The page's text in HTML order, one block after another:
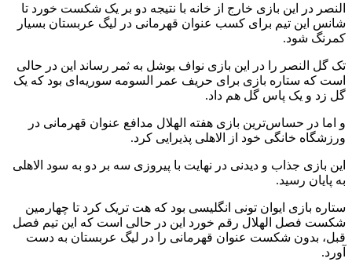
النصر در این بازی خارج از خانه با نتیجه دو بر یک شکست خورد تا
شانس این تیم برای کسب عنوان قهرمانی در لیگ عربستان بسیار
کمرنگ شود.
تک گل النصر را در این بازی نواف بوشل به ثمر رساند این در حالی
است که ستاره بازی برای حریف عمر السومه سوریه‌ای بود که یک
گل زد و یک پاس گل هم داد.
و اما در حساس‌ترین بازی هفته الهلال مدافع عنوان قهرمانی در
ورزشگاه خانگی خود از الاهلی پذیرایی کرد.
این بازی جذاب و دیدنی در نهایت با پیروزی سه بر دو به سود الاهلی
به پایان رسید.
ستاره بازی ایوان تونی انگلیسی بود که هت تریک کرد تا چهارمین
شکست فصل الهلال رقم خورد این در حالی است که این تیم فصل
قبل، بدون شکست عنوان قهرمانی را در لیگ عربستان به دست
آورد.